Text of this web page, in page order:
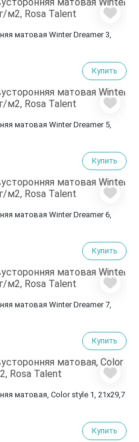
матовая Winter Dreamer 3,
Купить
матовая Winter Dreamer 5,
Купить
матовая Winter Dreamer 6,
Купить
матовая Winter Dreamer 7,
Купить
матовая, Color style 1, 21х29,7
Купить